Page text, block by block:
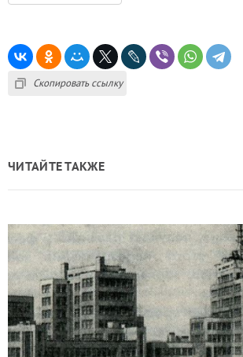
Скопировать ссылку
ЧИТАЙТЕ ТАКЖЕ